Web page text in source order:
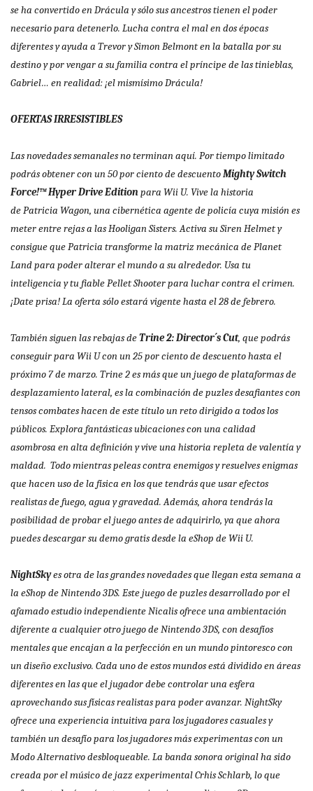
se ha convertido en Drácula y sólo sus ancestros tienen el poder
necesario para detenerlo. Lucha contra el mal en dos épocas
diferentes y ayuda a Trevor y Simon Belmont en la batalla por su
destino y por vengar a su familia contra el príncipe de las tinieblas,
Gabriel… en realidad: ¡el mismísimo Drácula!
OFERTAS IRRESISTIBLES
Las novedades semanales no terminan aquí. Por tiempo limitado
podrás obtener con un 50 por ciento de descuentoMighty Switch
Force!™ Hyper Drive Editionpara Wii U. Vive la historia
dePatricia Wagon, una cibernética agente de policía cuya misión es
meter entre rejas a las Hooligan Sisters. Activa su Siren Helmet y
consigue que Patricia transforme la matriz mecánica de Planet
Land para poder alterar el mundo a su alrededor. Usa tu
inteligencia y tu fiable Pellet Shooter para luchar contra el crimen.
¡Date prisa! La oferta sólo estará vigente hasta el 28 de febrero.
También siguen las rebajas deTrine 2: Director´s Cut, que podrás
conseguir para Wii U con un 25 por ciento de descuento hasta el
próximo 7 de marzo. Trine 2 es más que un juego de plataformas de
desplazamiento lateral, es la combinación de puzles desafiantes con
tensos combates hacen de este título un reto dirigido a todos los
públicos. Explora fantásticas ubicaciones con una calidad
asombrosa en alta definición y vive una historia repleta de valentía y
maldad. Todo mientras peleas contra enemigos y resuelves enigmas
que hacen uso de la física en los que tendrás que usar efectos
realistas de fuego, agua y gravedad. Además, ahora tendrás la
posibilidad de probar el juego antes de adquirirlo, ya que ahora
puedes descargar su demo gratis desde la eShop de Wii U.
NightSkyes otra de las grandes novedades que llegan esta semana a
la eShop de Nintendo 3DS. Este juego de puzles desarrollado por el
afamado estudio independiente Nicalis ofrece una ambientación
diferente a cualquier otro juego de Nintendo 3DS, con desafíos
mentales que encajan a la perfección en un mundo pintoresco con
un diseño exclusivo. Cada uno de estos mundos está dividido en áreas
diferentes en las que el jugador debe controlar una esfera
aprovechando sus físicas realistas para poder avanzar. NightSky
ofrece una experiencia intuitiva para los jugadores casuales y
también un desafío para los jugadores más experimentas con un
Modo Alternativo desbloqueable. La banda sonora original ha sido
creada por el músico de jazz experimental Crhis Schlarb, lo que